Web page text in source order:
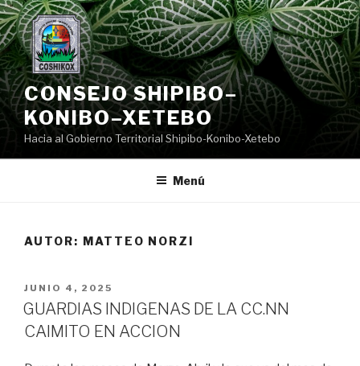
Saltar
al
contenido
CONSEJO SHIPIBO–
KONIBO–XETEBO
Hacia al Gobierno Territorial Shipibo-Konibo-Xetebo
Menú
AUTOR: MATTEO NORZI
PUBLICADO
EL
JUNIO 4, 2025
GUARDIAS INDIGENAS DE LA CC.NN
CAIMITO EN ACCION